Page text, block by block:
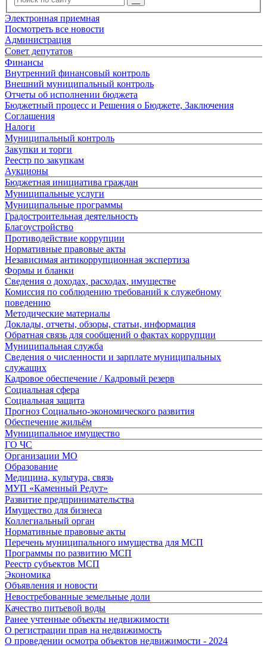
Электронная приемная
Посмотреть все новости
Администрация
Совет депутатов
Финансы
Внутренний финансовый контроль
Внешний муниципальный контроль
Отчеты об исполнении бюджета
Бюджетный процесс и Решения о Бюджете, Заключения
Соглашения
Налоги
Муниципальный контроль
Закупки и торги
Реестр по закупкам
Аукционы
Бюджетная инициатива граждан
Муниципальные услуги
Муниципальные программы
Градостроительная деятельность
Благоустройство
Противодействие коррупции
Нормативные правовые акты
Независимая антикоррупционная экспертиза
Формы и бланки
Сведения о доходах, расходах, имуществе
Комиссия по соблюдению требований к служебному
поведению
Методические материалы
Доклады, отчеты, обзоры, статьи, информация
Обратная связь для сообщений о фактах коррупции
Муниципальная служба
Сведения о численности и зарплате муниципальных
служащих
Кадровое обеспечение / Кадровый резерв
Социальная сфера
Социальная защита
Прогноз Социально-экономического развития
Обеспечение жильём
Муниципальное имущество
ГО ЧС
Организации МО
Образование
Медицина, культура, связь
МУП «Каменный Редут»
Развитие предпринимательства
Имущество для бизнеса
Коллегиальный орган
Нормативные правовые акты
Перечень муниципального имущества для МСП
Программы по развитию МСП
Реестр субъектов МСП
Экономика
Объявления и новости
Невостребованные земельные доли
Качество питьевой воды
Ранее учтенные объекты недвижимости
О регистрации прав на недвижимость
О проведении осмотра объектов недвижимости - 2024